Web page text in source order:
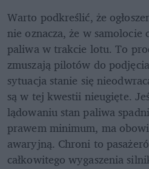
Warto podkreślić, że
nie oznacza, że w samolocie
paliwa w trakcie lotu. To
zmuszają pilotów do
sytuacja stanie się
są w tej kwestii nieugięte.
lądowaniu stan paliwa
prawem minimum, ma
awaryjną. Chroni to
całkowitego wygaszenia